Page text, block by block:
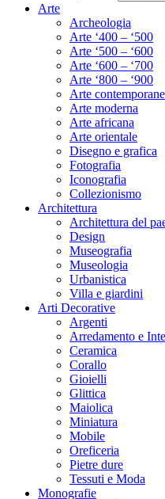
Arte
Archeologia
Arte ‘400 – ‘500
Arte ‘500 – ‘600
Arte ‘600 – ‘700
Arte ‘800 – ‘900
Arte
Arte moderna
Arte africana
Arte orientale
Disegno e grafica
Fotografia
Iconografia
Collezionismo
Architettura
Architettura del
Design
Museografia
Museologia
Urbanistica
Villa e giardini
Arti Decorative
Argenti
Arredamento e
Ceramica
Corallo
Gioielli
Glittica
Maiolica
Miniatura
Mobile
Oreficeria
Pietre dure
Tessuti e Moda
Monografie